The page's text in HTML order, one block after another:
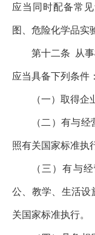
应当同时配备常
图、危险化学品实
第十二条 从
应当具备下列条件：
（一）取得企
（二）有与
照有关国家标准执
（三）有与
公、教学、生活设
关国家标准执行。